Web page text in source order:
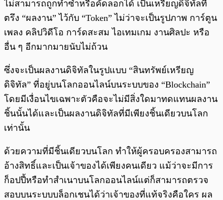
ไม่สามารถถูกทำซ้ำหรือคัดลอกได้ เป็นเหรียญดิจิทัลที่
ตรึง “ผลงาน” ไว้กับ “Token” ไม่ว่าจะเป็นรูปภาพ การ์ตูน
เพลง คลิปวิดีโอ การ์ดสะสม ไอเทมเกม งานศิลปะ หรือ
อื่น ๆ อีกมากมายนับไม่ถ้วน
ซึ่งจะเป็นผลงานดิจิทัลในรูปแบบ “สินทรัพย์เหรียญ
ดิจิทัล” ที่อยู่บนโลกออนไลน์บนระบบของ “Blockchain”
โดยมีเงื่อนไขเฉพาะตัวคือจะไม่มีสิ่งใดมาทดแทนผลงาน
ชิ้นนั้นได้และเป็นผลงานดิจิทัลที่มีเพียงชิ้นเดียวบนโลก
เท่านั้น
ด้วยความที่มีชิ้นเดียวบนโลก ทำให้ผู้ครอบครองสามารถ
อ้างสิทธิ์และเป็นเจ้าของได้เพียงคนเดียว แม้ว่าจะมีการ
ก็อปปี้หรือทำสำเนาบนโลกออนไลน์แต่ก็สามารถตรวจ
สอบบนระบบบล็อกเชนได้ว่าเจ้าของที่แท้จริงคือใคร ผล